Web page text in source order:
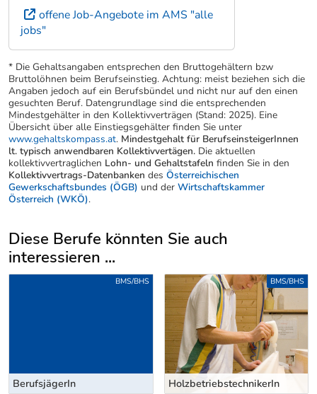
offene Job-Angebote im AMS "alle
jobs"
* Die Gehaltsangaben entsprechen den Bruttogehältern bzw
Bruttolöhnen beim Berufseinstieg. Achtung: meist beziehen sich die
Angaben jedoch auf ein Berufsbündel und nicht nur auf den einen
gesuchten Beruf. Datengrundlage sind die entsprechenden
Mindestgehälter in den Kollektivverträgen (Stand: 2025). Eine
Übersicht über alle Einstiegsgehälter finden Sie unter
www.gehaltskompass.at. Mindestgehalt für BerufseinsteigerInnen
lt. typisch anwendbaren Kollektivvertägen. Die aktuellen
kollektivvertraglichen Lohn- und Gehaltstafeln finden Sie in den
Kollektivvertrags-Datenbanken des Österreichischen
Gewerkschaftsbundes (ÖGB) und der Wirtschaftskammer
Österreich (WKÖ).
Diese Berufe könnten Sie auch
interessieren ...
Uber weitere Berufsvorschläge
BerufsjägerIn
BMS/BHS
HolzbetriebstechnikerIn
BMS/BHS